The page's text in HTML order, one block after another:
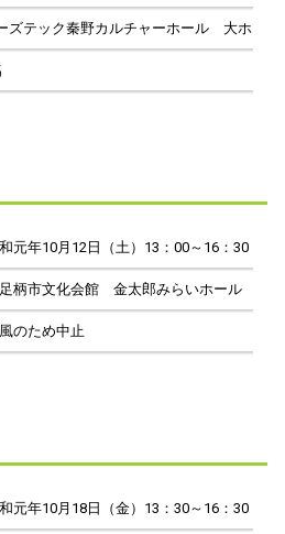
ズテック秦野カルチャーホール 大ホール
元年10月12日（土）13：00～16：30
柄市文化会館 金太郎みらいホール
のため中止
元年10月18日（金）13：30～16：30